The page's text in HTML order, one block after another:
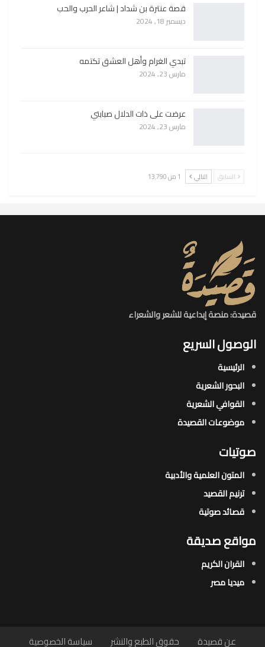
قصة عنترة بن شداد | شاعر الحرب والحب
ديسمبر 18, 2024
تبدي الغرام وأهل العشق تكتمه
مارس 23, 2024
عرضت على ذات الدلال صبابتي
مارس 23, 2024
السابق التالي 1 من 13٬790
قصيدة: منصة إبداعية للشعر والشعراء
الوصول السريع
الرئيسية
البحور الشعرية​
القوافي الشعرية​
موضوعات القصيدة​
صوتيات
المتون العلمية والأدبية
ترنيم القصيد
قصائد صوتية
مواقع صديقة
القران الكريم
ميديا مصر
عن قصيدة حقوق الطبع والنشر سياسة الخصوصية